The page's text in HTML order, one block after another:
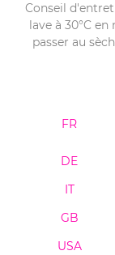
Conseil
lave à 30°C
passer au
FR
DE
IT
GB
USA